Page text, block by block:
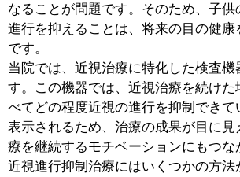
最寄駅 : 新小岩駅
所在地 : 葛飾区西新小岩1-10-5-2F
WEB : https://shinkoiwaganka.com/branch
9：00～12：00 14：00～17：00
駐車場 : 近隣にコインパーキングあり
このページの先頭へ